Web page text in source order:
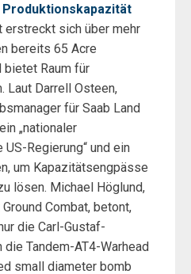
Produktionskapazität
erstreckt sich über mehr
bereits 65 Acre
bietet Raum für
Laut Darrell Osteen,
für Saab Land
„nationaler
Regierung“ und ein
um Kapazitätsengpässe
lösen. Michael Höglund,
Combat, betont,
die Carl-Gustaf-
die Tandem-AT4-Warhead
small diameter bomb